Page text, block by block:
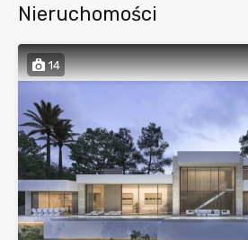
Nieruchomości
14